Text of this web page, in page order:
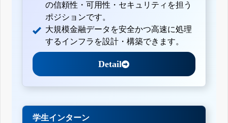
の信頼性・可用性・セキュリティを担う
ポジションです。
大規模金融データを安全かつ高速に処理
するインフラを設計・構築できます。
Detail
学生インターン